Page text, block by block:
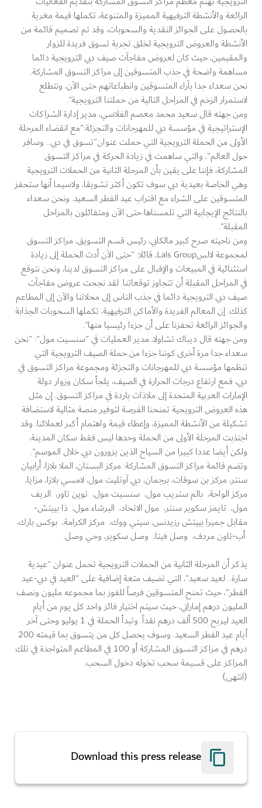
الرائعة والأنشطة الترفيهية المميزة والمتنوعة، تكملها قيمة مغرية
بالحصول على الجوائز النقدية والسحوبات، وقد تم تصميم قائمة من
الأنشطة والعروض الترويجية لخلق تجربة تسوق فريدة للزوار
والمقيمين، حيث كان لعروض مفاجآت صيف دبي الترويجية دائما
مساهمة واضحة في جذب المتسوقين إلى مراكز التسوق المشاركة.
نحن سعداء جدا بآراء المتسوقين وانطباعاتهم حتى الآن، ونتطلع
لاستمرار الزخم في المراحل التالية من حملتنا الترويجية".
ومن جهته قال سعيد محمد معصم الفلاسي، مدير إدارة الشراكات
الإستراتيجية في مؤسسة دبي للمهرجانات والتجزئة:"مع انقضاء المرحلة
الأولى من الحملة الترويجية التي حملت عنوان"تسوق في دبي.. وسافر
حول العالم"، والتي ساهمت في زيادة الحركة في مراكز التسوق
المشاركة، فإننا على يقين بأن المرحلة الثانية من الحملات الترويجية
وهي الخاصة بعيدية دبي سوف تكون أكثر تشويقا، ولاسيما أنها ستحفز
المتسوقين على الشراء مع اقتراب عيد الفطر السعيد. ونحن سعداء
بالنتائج الإيجابية التي تلمسناها حتى الآن ومتفائلون بالمراحل
المقبلة".
ومن ناحيته صرح كبير مالكاني، رئيس قسم التسويق، مراكز التسوق
لمجموعة لالسLals Group، قائلا: "حتى الآن أدت الحملة إلى زيادة
استثنائية في المبيعات والإقبال على مراكز التسوق لدينا، ونحن نتوقع
في المراحل المقبلة أن تتجاوز توقعاتنا. لقد نجحت عروض مفاجآت
صيف دبي الترويجية دائما في جذب الناس إلى محلاتنا والآن إلى المطاعم
كذلك. إن المعالم الفريدة والأماكن الترفيهية، تكملها السحوبات الجذابة
والجوائز الرائعة تحفزنا على أن جزءا رئيسيا منها".
ومن جهته قال ديباك تشاولا، مدير العمليات في "سنسيت مول": "نحن
سعداء جدا مرة أخرى كوننا جزءا من حملة الصيف الترويجية التي
تنظمها مؤسسة دبي للمهرجانات والتجزئة ومجموعة مراكز التسوق في
دبي، فمع ارتفاع درجات الحرارة في الصيف، يلجأ سكان وزوار دولة
الإمارات العربية المتحدة إلى ملاذات باردة في مراكز التسوق. إن مثل
هذه العروض الترويجية تمنحنا الفرصة لتوفير منصة مثالية لاستضافة
تشكيلة من الأنشطة المميزة، وإعطاء قيمة واهتمام أكبر لعملائنا. وقد
اجتذبت المرحلة الأولى من الحملة وحدها ليس فقط سكان المدينة،
ولكن أيضا عددا كبيرا من السياح الذين يزورون دبي خلال الموسم".
وتضم قائمة مراكز التسوق المشاركة: مركز البستان، الملا بلازا، أرابيان
سنتر، مركز بن سوقات، برجمان، دبي آوتليت مول، لامسي بلازا، مزايا،
مركز الواحة، بالم ستريب مول، سنسيت مول، توين تاور، الريف
مول، تايمز سكوير سنتر، مول الاتحاد، البرشاء مول، ذا بييتش-
مقابل جميرا بييتش رزيدنس، سيتي ووك، مركز الكرامة، بوكس بارك،
أب-تاون مردف، وصل فيتا، وصل سكوير، وحي وصل.
يذكر أن المرحلة الثانية من الحملات الترويجية تحمل عنوان "عيدية
سارة.. لعيد سعيد"، التي تضيف متعة إضافية على "العيد في دبي-عيد
الفطر"، حيث تمنح المتسوقين فرصاً للفوز بما مجموعه مليون ونصف
المليون درهم إماراتي، حيث سيتم اختيار فائز واحد كل يوم من أيام
العيد ليربح 500 ألف درهم نقداً. وتبدأ الحملة في 1 يوليو وحتى آخر
أيام عيد الفطر السعيد. وسوف يحصل كل من يتسوق بما قيمته 200
درهم في مراكز التسوق المشاركة أو 100 في المطاعم المتواجدة في تلك
المراكز على قسيمة سحب تخوله دخول السحب.
(انتهى)
Download this press release